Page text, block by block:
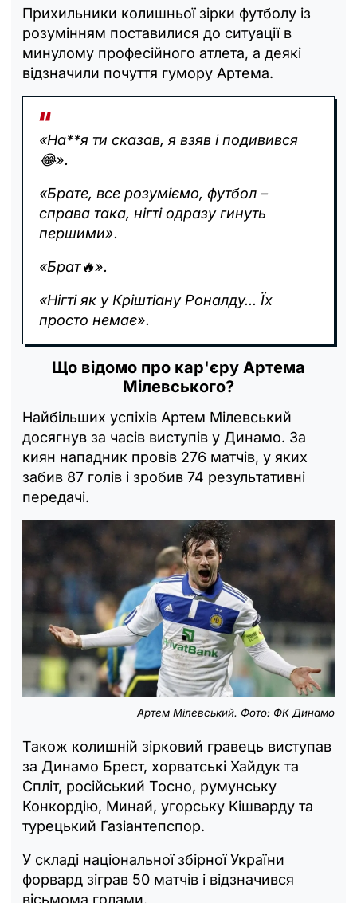
Прихильники колишньої зірки футболу із
розумінням поставилися до ситуації в
минулому професійного атлета, а деякі
відзначили почуття гумору Артема.
«На**я ти сказав, я взяв і подивився
😂».
«Брате, все розуміємо, футбол –
справа така, нігті одразу гинуть
першими».
«Брат🔥».
«Нігті як у Кріштіану Роналду... Їх
просто немає».
Що відомо про кар'єру Артема
Мілевського?
Найбільших успіхів Артем Мілевський
досягнув за часів виступів у Динамо. За
киян нападник провів 276 матчів, у яких
забив 87 голів і зробив 74 результативні
передачі.
Артем Мілевський. Фото: ФК Динамо
Також колишній зірковий гравець виступав
за Динамо Брест, хорватські Хайдук та
Спліт, російський Тосно, румунську
Конкордію, Минай, угорську Кішварду та
турецький Газіантепспор.
У складі національної збірної України
форвард зіграв 50 матчів і відзначився
вісьмома голами.